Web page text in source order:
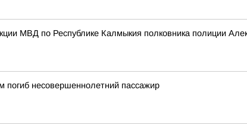
МВД по Республике Калмыкия полковника полиции
погиб несовершеннолетний пассажир